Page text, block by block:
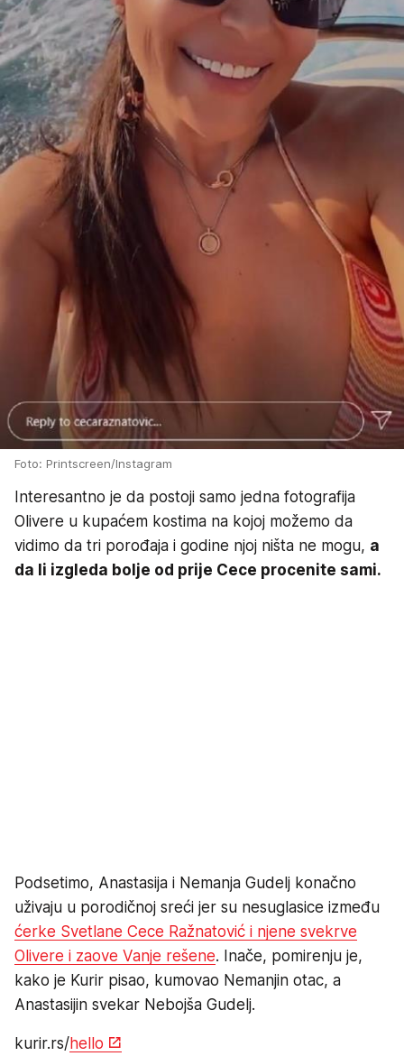
Foto: Printscreen/Instagram
Interesantno je da postoji samo jedna fotografija
Olivere u kupaćem kostima na kojoj možemo da
vidimo da tri porođaja i godine njoj ništa ne mogu, a
da li izgleda bolje od prije Cece procenite sami.
Podsetimo, Anastasija i Nemanja Gudelj konačno
uživaju u porodičnoj sreći jer su nesuglasice između
ćerke Svetlane Cece Ražnatović i njene svekrve
Olivere i zaove Vanje rešene. Inače, pomirenju je,
kako je Kurir pisao, kumovao Nemanjin otac, a
Anastasijin svekar Nebojša Gudelj.
kurir.rs/hello